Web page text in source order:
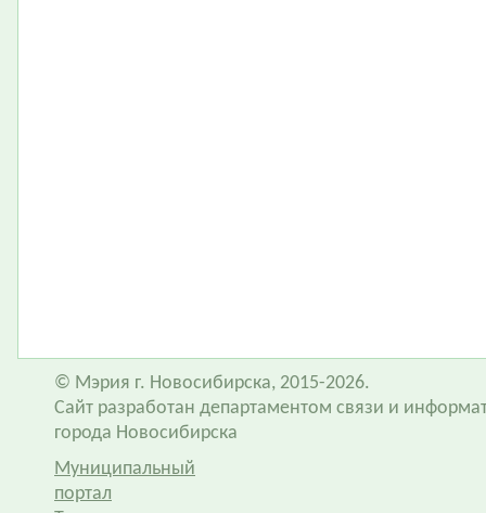
© Мэрия г. Новосибирска, 2015-2026.
Сайт разработан департаментом связи и
города Новосибирска
Муниципальный
портал